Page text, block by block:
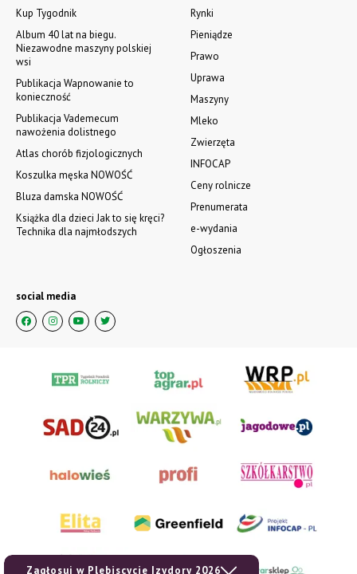
Zagłosuj w Plebiscycie Izydory 2026
Rynki
Pieniądze
Prawo
Uprawa
Maszyny
Mleko
Zwierzęta
INFOCAP
Ceny rolnicze
Prenumerata
e-wydania
Ogłoszenia
Kup Tygodnik
Album 40 lat na biegu.
Niezawodne maszyny polskiej
wsi
Publikacja Wapnowanie to
konieczność
Publikacja Vademecum
nawożenia dolistnego
Atlas chorób fizjologicznych
Koszulka męska NOWOŚĆ
Bluza damska NOWOŚĆ
Książka dla dzieci Jak to się kręci?
Technika dla najmłodszych
social media